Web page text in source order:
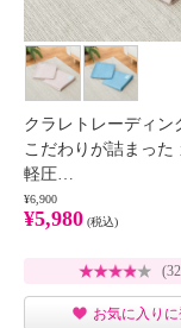
クラレトレーディン
こだわりが詰まった
軽圧…
¥6,900
¥5,980 (税込)
お気に入り